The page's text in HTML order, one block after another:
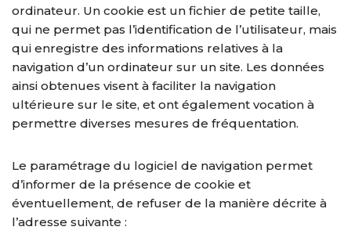
ordinateur. Un cookie est un fichier de petite taille,
qui ne permet pas l’identification de l’utilisateur, mais
qui enregistre des informations relatives à la
navigation d’un ordinateur sur un site. Les données
ainsi obtenues visent à faciliter la navigation
ultérieure sur le site, et ont également vocation à
permettre diverses mesures de fréquentation.
Le paramétrage du logiciel de navigation permet
d’informer de la présence de cookie et
éventuellement, de refuser de la manière décrite à
l’adresse suivante :